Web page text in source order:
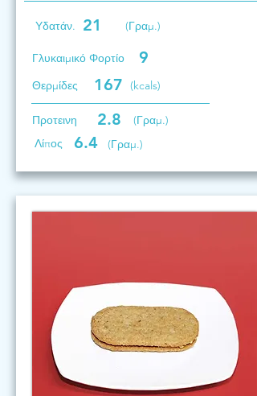
Υδατάν. 21 (Γραμ.)
Γλυκαιμικό Φορτίο 9
Θερμίδες 167 (kcals)
Προτεινη 2.8
(Γραμ.)
Λίπος
6.4 (Γραμ.)